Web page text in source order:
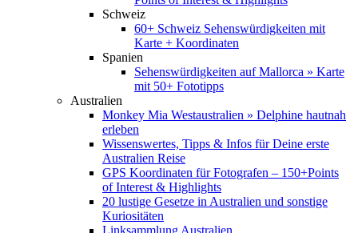
Schweiz
60+ Schweiz Sehenswürdigkeiten mit
Karte + Koordinaten
Spanien
Sehenswürdigkeiten auf Mallorca » Karte
mit 50+ Fototipps
Australien
Monkey Mia Westaustralien » Delphine hautnah
erleben
Wissenswertes, Tipps & Infos für Deine erste
Australien Reise
GPS Koordinaten für Fotografen – 150+Points
of Interest & Highlights
20 lustige Gesetze in Australien und sonstige
Kuriositäten
Linksammlung Australien